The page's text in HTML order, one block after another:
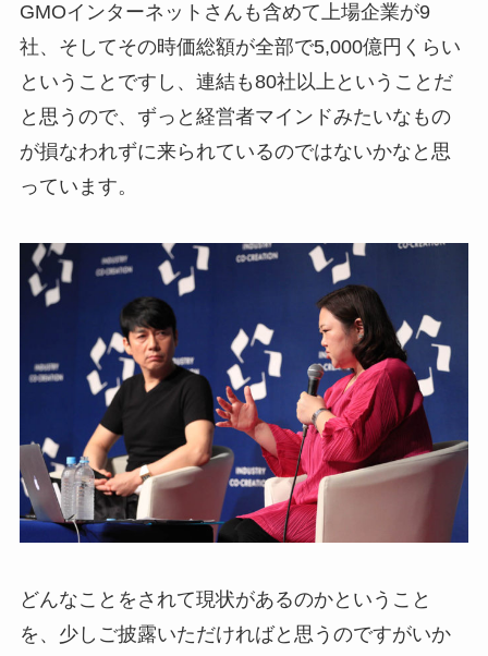
GMOインターネットさんも含めて上場企業が9
社、そしてその時価総額が全部で5,000億円くらい
ということですし、連結も80社以上ということだ
と思うので、ずっと経営者マインドみたいなもの
が損なわれずに来られているのではないかなと思
っています。
どんなことをされて現状があるのかということ
を、少しご披露いただければと思うのですがいか